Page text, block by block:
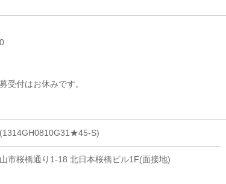
受付はお休みです。
S)
市桜橋通り1-18 北日本桜橋ビル1F(面接地)